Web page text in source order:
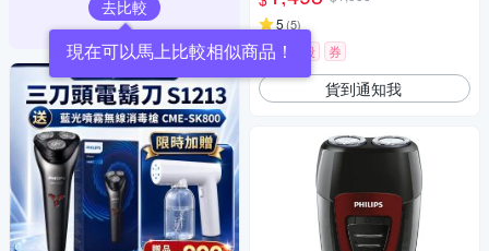
去比較
現在可以馬上比較相似商品！
5(5)
限時下殺 券
貨到通知我